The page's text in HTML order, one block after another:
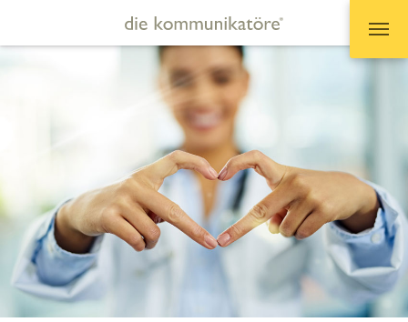
Zum Hauptinhalt springen